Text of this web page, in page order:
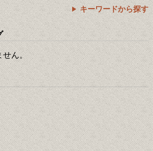
キーワードから探す
せん。